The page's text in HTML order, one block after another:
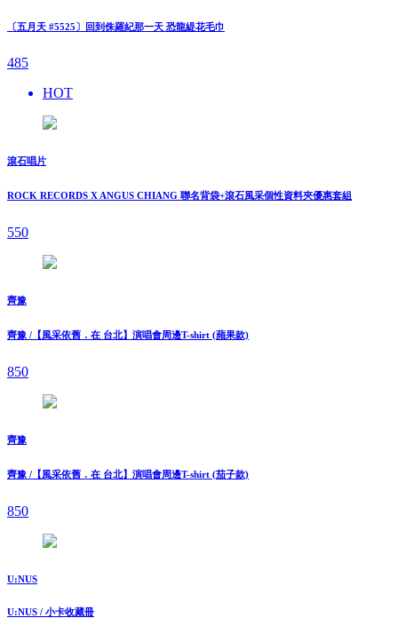
〔五月天 #5525〕回到侏羅紀那一天 恐龍緹花毛巾
485
HOT
滾石唱片
ROCK RECORDS X ANGUS CHIANG 聯名背袋+滾石風采個性資料夾優惠套組
550
齊豫
齊豫 /【風采依舊．在 台北】演唱會周邊T-shirt (蘋果款)
850
齊豫
齊豫 /【風采依舊．在 台北】演唱會周邊T-shirt (茄子款)
850
U:NUS
U:NUS / 小卡收藏冊